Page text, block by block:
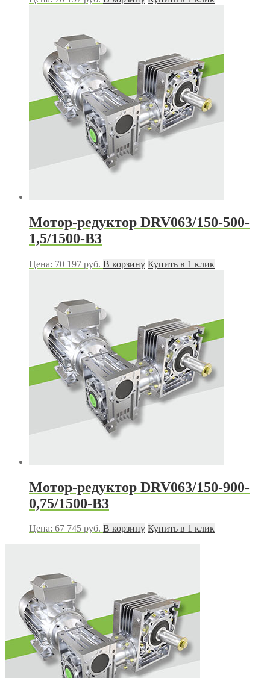
Мотор-редуктор DRV063/150-500-
1,5/1500-В3
Цена: 70 197 руб. В корзину Купить в 1 клик
Мотор-редуктор DRV063/150-900-
0,75/1500-В3
Цена: 67 745 руб. В корзину Купить в 1 клик